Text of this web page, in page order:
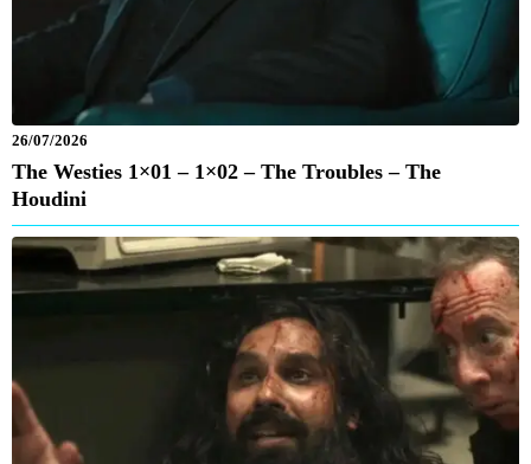
26/07/2026
The Westies 1×01 – 1×02 – The Troubles – The
Houdini